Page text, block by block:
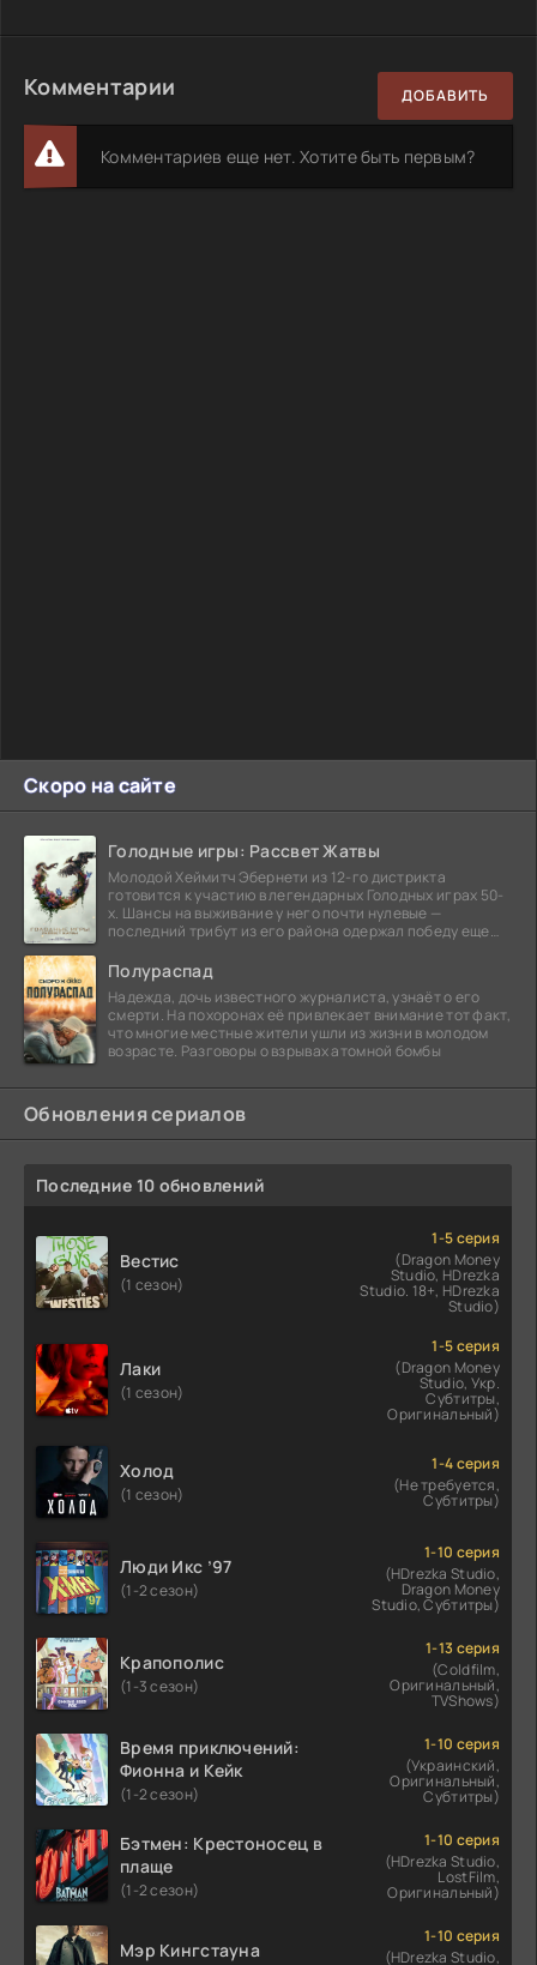
Скоро на сайте
Голодные игры: Рассвет Жатвы
Молодой Хеймитч Эбернети из 12-го дистрикта
готовится к участию в легендарных Голодных играх 50-
х. Шансы на выживание у него почти нулевые —
последний трибут из его района одержал победу еще
Полураспад
Надежда, дочь известного журналиста, узнаёт о его
смерти. На похоронах её привлекает внимание тот факт,
что многие местные жители ушли из жизни в молодом
возрасте. Разговоры о взрывах атомной бомбы
Обновления сериалов
Последние 10 обновлений
Вестис
(1 сезон)
1-5 серия
(Dragon Money
Studio, HDrezka
Studio. 18+, HDrezka
Studio)
Лаки
(1 сезон)
1-5 серия
(Dragon Money
Studio, Укр.
Субтитры,
Оригинальный)
Холод
(1 сезон)
1-4 серия
(Не требуется,
Субтитры)
Люди Икс ’97
(1-2 сезон)
1-10 серия
(HDrezka Studio,
Dragon Money
Studio, Субтитры)
Крапополис
(1-3 сезон)
1-13 серия
(Coldfilm,
Оригинальный,
TVShows)
Время приключений:
Фионна и Кейк
(1-2 сезон)
1-10 серия
(Украинский,
Оригинальный,
Субтитры)
Бэтмен: Крестоносец в
плаще
(1-2 сезон)
1-10 серия
(HDrezka Studio,
LostFilm,
Оригинальный)
Мэр Кингстауна
1-10 серия
(HDrezka Studio,
Комментарии ДОБАВИТЬ
Комментариев еще нет. Хотите быть первым?